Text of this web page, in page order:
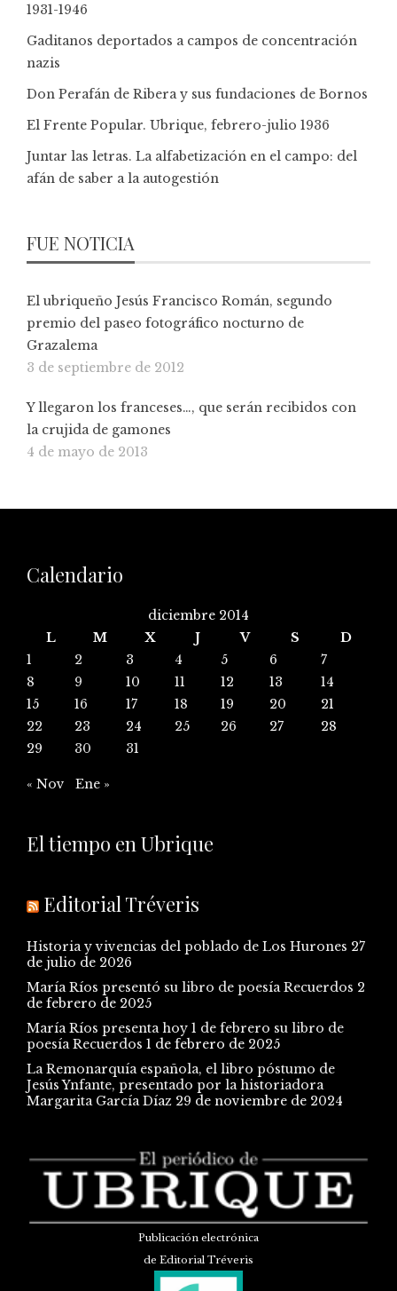
1931-1946
Gaditanos deportados a campos de concentración
nazis
Don Perafán de Ribera y sus fundaciones de Bornos
El Frente Popular. Ubrique, febrero-julio 1936
Juntar las letras. La alfabetización en el campo: del
afán de saber a la autogestión
FUE NOTICIA
El ubriqueño Jesús Francisco Román, segundo
premio del paseo fotográfico nocturno de
Grazalema
3 de septiembre de 2012
Y llegaron los franceses…, que serán recibidos con
la crujida de gamones
4 de mayo de 2013
Calendario
diciembre 2014
L
M X J V S
D
1
2 3 4 5 6
7
8
9 10 11 12 13
14
15
16 17 18 19 20
21
22
23 24 25 26 27
28
29
30 31
« Nov Ene »
El tiempo en Ubrique
Editorial Tréveris
Historia y vivencias del poblado de Los Hurones 27
de julio de 2026
María Ríos presentó su libro de poesía Recuerdos 2
de febrero de 2025
María Ríos presenta hoy 1 de febrero su libro de
poesía Recuerdos 1 de febrero de 2025
La Remonarquía española, el libro póstumo de
Jesús Ynfante, presentado por la historiadora
Margarita García Díaz 29 de noviembre de 2024
Publicación electrónica
de Editorial Tréveris